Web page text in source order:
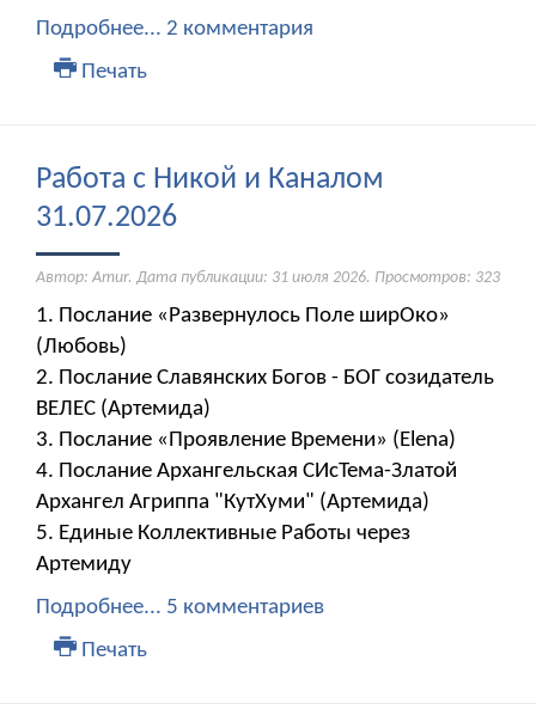
Подробнее... 2 комментария
Печать
Работа с Никой и Каналом
31.07.2026
Автор: Amur. Дата публикации: 31 июля 2026. Просмотров: 323
1. Послание «Развернулось Поле ширОко»
(Любовь)
2. Послание Славянских Богов - БОГ созидатель
ВЕЛЕС (Артемида)
3. Послание «Проявление Времени» (Elena)
4. Послание Архангельская СИсТема-Златой
Архангел Агриппа "КутХуми" (Артемида)
5. Единые Коллективные Работы через
Артемиду
Подробнее... 5 комментариев
Печать